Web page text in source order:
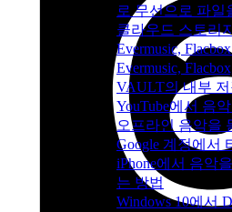
로 무선으로 파일
클라우드 스토리
Evermusic,
Evermusic,
VAULT의 내부
YouTube에서 음
오프라인 음악을
Google 계정에서
iPhone에서 음악
는 방법
Windows 10에서